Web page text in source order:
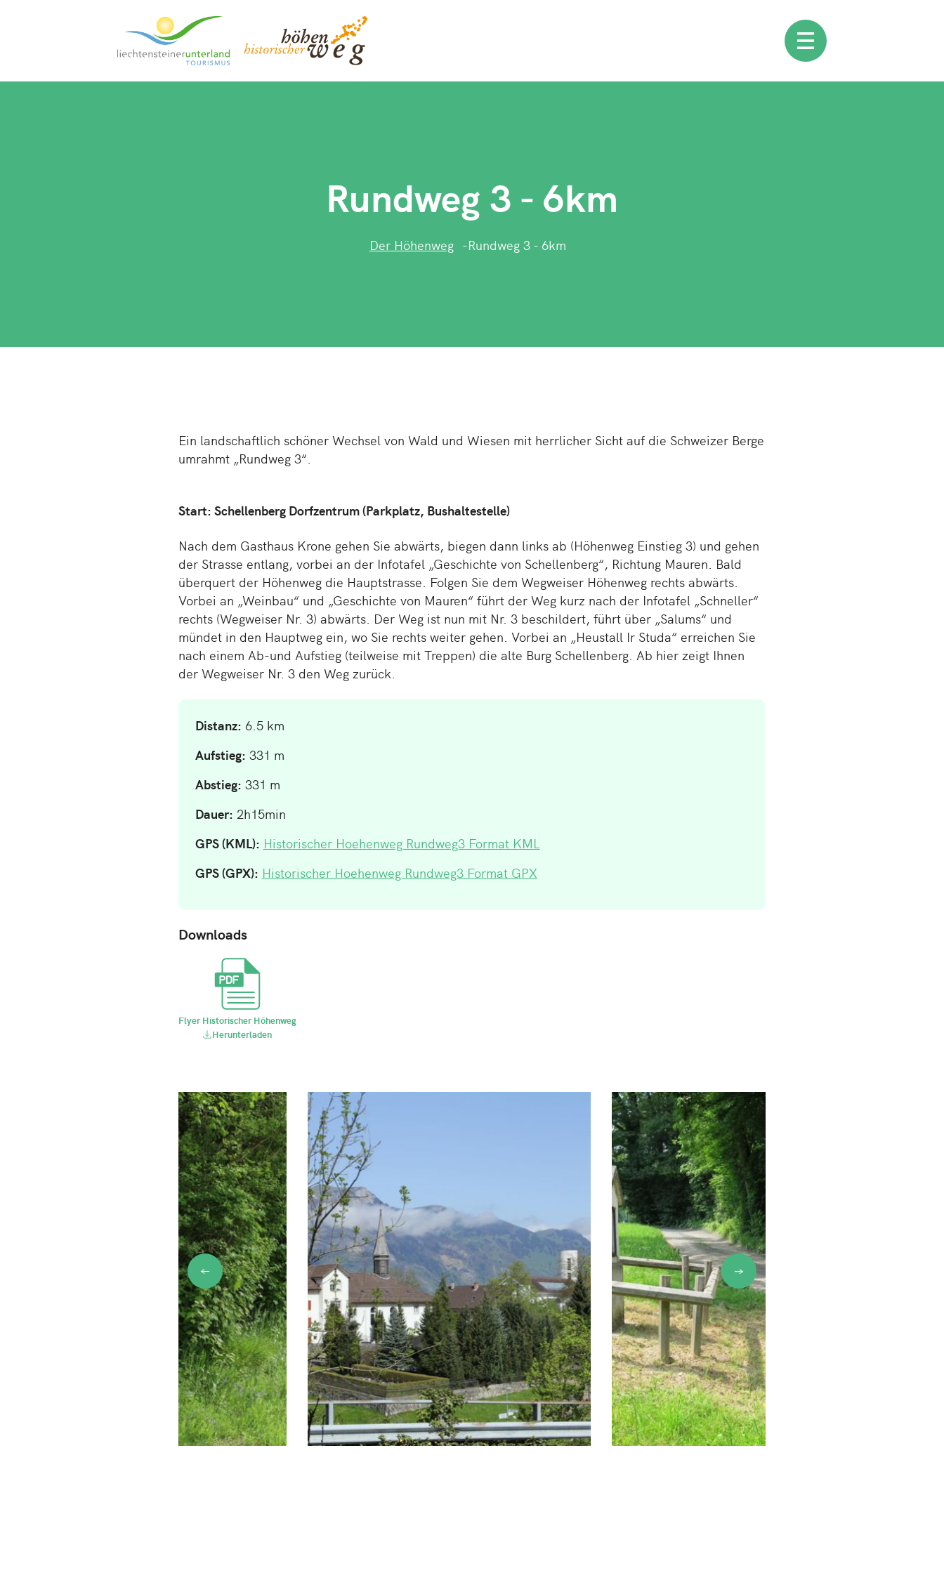
Rundweg 3 - 6km
Der Höhenweg Rundweg 3 - 6km
Ein land­schaft­lich schö­ner Wech­sel von Wald und Wiesen mit herr­li­cher Sicht auf die Schwei­zer Berge
um­rahmt „Rund­weg 3“.
Start: Schel­len­berg Dorf­zen­trum (Park­platz, Bus­hal­te­stel­le)
Nach dem Gast­haus Krone gehen Sie ab­wärts, biegen dann links ab (Hö­hen­weg Ein­stieg 3) und gehen
der Stras­se ent­lang, vorbei an der In­fo­ta­fel „Ge­schich­te von Schel­len­berg“, Rich­tung Mauren. Bald
über­quert der Hö­hen­weg die Haupt­stras­se. Folgen Sie dem Weg­wei­ser Hö­hen­weg rechts ab­wärts.
Vorbei an „Wein­bau“ und „Ge­schich­te von Mauren“ führt der Weg kurz nach der In­fo­ta­fel „Schnel­ler“
rechts (Weg­wei­ser Nr. 3) ab­wärts. Der Weg ist nun mit Nr. 3 be­schil­dert, führt über „Salums“ und
mündet in den Haupt­weg ein, wo Sie rechts weiter gehen. Vorbei an „Heu­stall Ir Studa“ er­rei­chen Sie
nach einem Ab-und Auf­stieg (teil­wei­se mit Trep­pen) die alte Burg Schel­len­berg. Ab hier zeigt Ihnen
der Weg­wei­ser Nr. 3 den Weg zurück.
Distanz: 6.5 km
Aufstieg: 331 m
Abstieg: 331 m
Dauer: 2h15min
GPS (KML): Historischer Hoehenweg Rundweg3 Format KML
GPS (GPX): Historischer Hoehenweg Rundweg3 Format GPX
Downloads
Flyer Historischer Höhenweg
Herunterladen